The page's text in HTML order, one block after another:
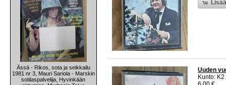
Ässä - Rikos, sota ja seikkailu
1981 nr 3, Mauri Sariola - Marskin
sotilaspalvelija, Hyvinkään
Uuden
Kunto: